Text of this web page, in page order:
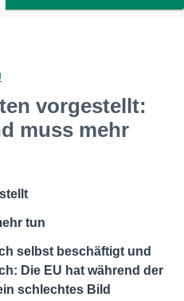
vorgestellt:
muss mehr
tun
selbst beschäftigt und
Die EU hat während der
schlechtes Bild